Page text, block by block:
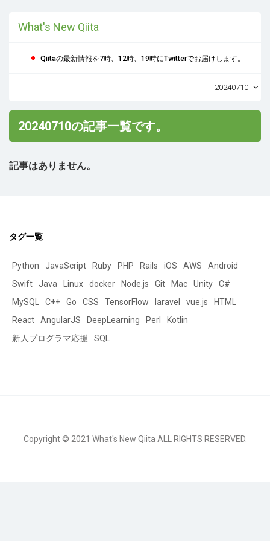
What's New Qiita
Qiitaの最新情報を7時、12時、19時にTwitterでお届けします。
20240710
20240710の記事一覧です。
記事はありません。
タグ一覧
Python JavaScript Ruby PHP Rails iOS AWS
Android
Swift
Java Linux docker Node.js Git Mac Unity
C#
MySQL
C++ Go CSS TensorFlow laravel vue.js
HTML
React
AngularJS DeepLearning Perl
Kotlin
新人プログラマ応援
SQL
Copyright © 2021 What's New Qiita ALL RIGHTS RESERVED.